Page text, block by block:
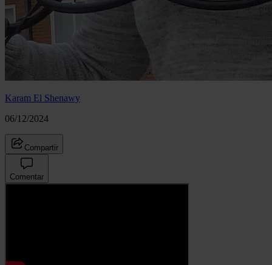
Karam El Shenawy
06/12/2024
Compartir
Comentar